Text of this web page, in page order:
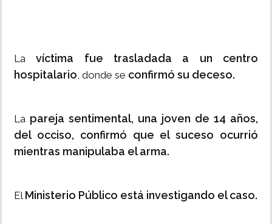
La víctima fue trasladada a un centro
hospitalario, donde se confirmó su deceso.
La pareja sentimental, una joven de 14 años,
del occiso, confirmó que el suceso ocurrió
mientras manipulaba el arma.
El Ministerio Público está investigando el caso.